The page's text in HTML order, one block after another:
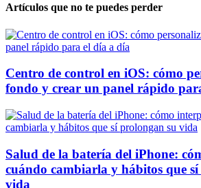
Artículos que no te puedes perder
Centro de control en iOS: cómo
fondo y crear un panel rápido
Salud de la batería del iPhone:
cuándo cambiarla y hábitos que
vida